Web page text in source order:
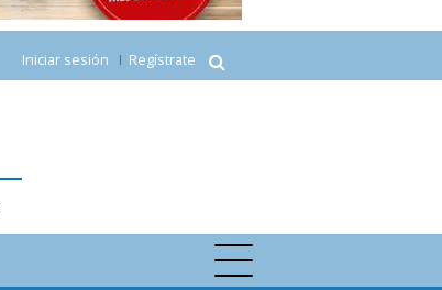
Iniciar sesión Regístrate